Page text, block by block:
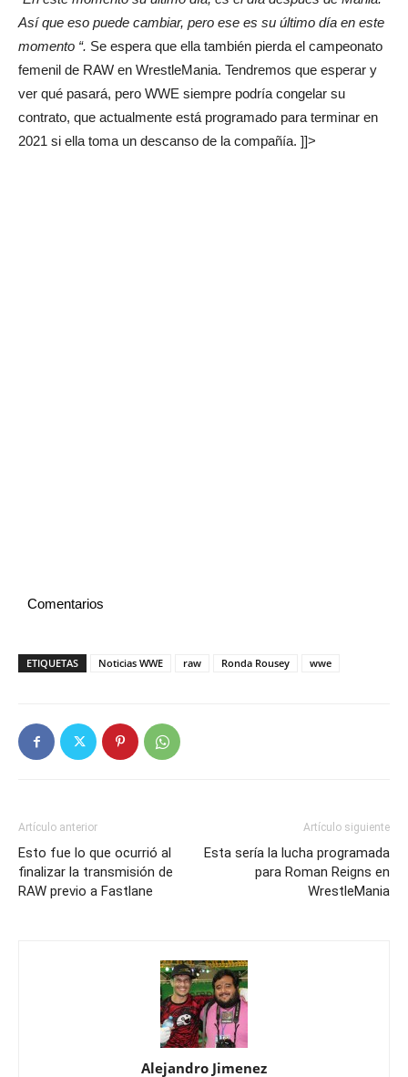
Así que eso puede cambiar, pero ese es su último día en este
momento “. Se espera que ella también pierda el campeonato
femenil de RAW en WrestleMania. Tendremos que esperar y
ver qué pasará, pero WWE siempre podría congelar su
contrato, que actualmente está programado para terminar en
2021 si ella toma un descanso de la compañía. ]]>
Comentarios
ETIQUETAS Noticias WWE raw Ronda Rousey wwe
Artículo anterior
Esto fue lo que ocurrió al
finalizar la transmisión de
RAW previo a Fastlane
Artículo siguiente
Esta sería la lucha programada
para Roman Reigns en
WrestleMania
Alejandro Jimenez